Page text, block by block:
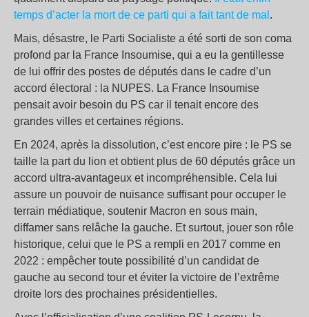
temps d’acter la mort de ce parti qui a fait tant de mal .
Mais, désastre, le Parti Socialiste a été sorti de son coma
profond par la France Insoumise, qui a eu la gentillesse
de lui offrir des postes de députés dans le cadre d’un
accord électoral : la NUPES. La France Insoumise
pensait avoir besoin du PS car il tenait encore des
grandes villes et certaines régions.
En 2024, après la dissolution, c’est encore pire : le PS se
taille la part du lion et obtient plus de 60 députés grâce un
accord ultra-avantageux et incompréhensible. Cela lui
assure un pouvoir de nuisance suffisant pour occuper le
terrain médiatique, soutenir Macron en sous main,
diffamer sans relâche la gauche. Et surtout, jouer son rôle
historique, celui que le PS a rempli en 2017 comme en
2022 : empêcher toute possibilité d’un candidat de
gauche au second tour et éviter la victoire de l’extrême
droite lors des prochaines présidentielles.